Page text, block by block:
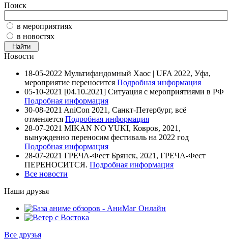
Поиск
в мероприятиях
в новостях
Новости
18-05-2022 Мультифандомный Хаос | UFA 2022, Уфа,
мероприятие переносится Подробная информация
05-10-2021 [04.10.2021] Ситуация с мероприятиями в РФ
Подробная информация
30-08-2021 AniCon 2021, Санкт-Петербург, всё
отменяется Подробная информация
28-07-2021 MIKAN NO YUKI, Ковров, 2021,
вынужденно переносим фестиваль на 2022 год
Подробная информация
28-07-2021 ГРЕЧА-Фест Брянск, 2021, ГРЕЧА-Фест
ПЕРЕНОСИТСЯ. Подробная информация
Все новости
Наши друзья
Все друзья